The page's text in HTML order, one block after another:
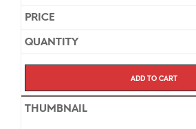
Add to cart